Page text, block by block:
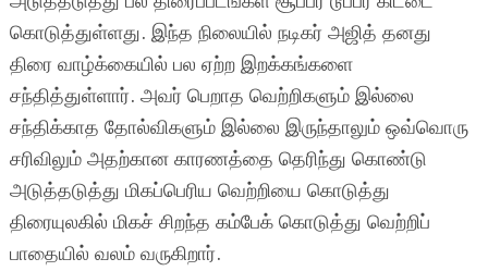
கொடுத்துள்ளது. இந்த நிலையில் நடிகர் அஜித் தனது
திரை வாழ்க்கையில் பல ஏற்ற இறக்கங்களை
சந்தித்துள்ளார். அவர் பெறாத வெற்றிகளும் இல்லை
சந்திக்காத தோல்விகளும் இல்லை இருந்தாலும் ஒவ்வொரு
சரிவிலும் அதற்கான காரணத்தை தெரிந்து கொண்டு
அடுத்தடுத்து மிகப்பெரிய வெற்றியை கொடுத்து
திரையுலகில் மிகச் சிறந்த கம்பேக் கொடுத்து வெற்றிப்
பாதையில் வலம் வருகிறார்.